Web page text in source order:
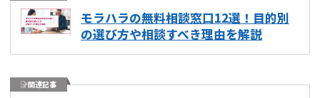
モラハラの無料相談窓口12選！目的別
の選び方や相談すべき理由を解説
関連記事